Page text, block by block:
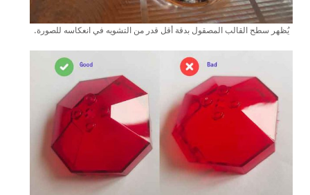
يُظهر سطح القالب المصقول بدقة أقل قدر من التشويه في انعكاسه للصورة.